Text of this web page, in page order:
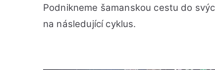
Podnikneme šamanskou cestu do
na následující cyklus.